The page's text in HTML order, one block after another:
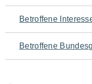
für
den
Seiteninhalt
Betroffene
Betroffene